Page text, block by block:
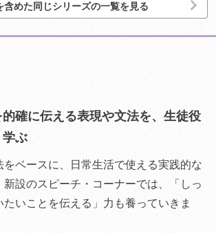
含めた同じシリーズの一覧を見る
確に伝える表現や文法を、生徒役
学ぶ
をベースに、日常生活で使える実践的な
新設のスピーチ・コーナーでは、「しっ
いことを伝える」力も養っていきま